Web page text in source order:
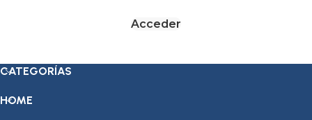
Acceder
CATEGORÍAS
HOME